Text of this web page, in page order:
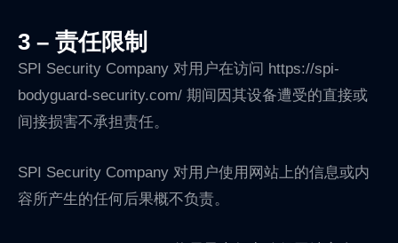
3 – 责任限制
SPI Security Company 对用户在访问 https://spi-
bodyguard-security.com/ 期间因其设备遭受的直接或
间接损害不承担责任。
SPI Security Company 对用户使用网站上的信息或内
容所产生的任何后果概不负责。